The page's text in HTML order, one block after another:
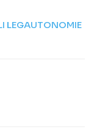
LEGAUTONOMIE